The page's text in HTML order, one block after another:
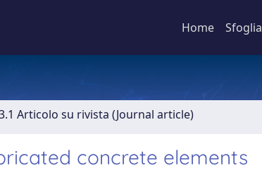
Home Sfoglia
Articolo su rivista (Journal article)
concrete elements